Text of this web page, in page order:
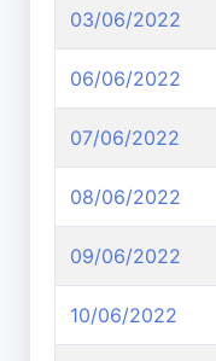
03/06/2022
06/06/2022
07/06/2022
08/06/2022
09/06/2022
10/06/2022